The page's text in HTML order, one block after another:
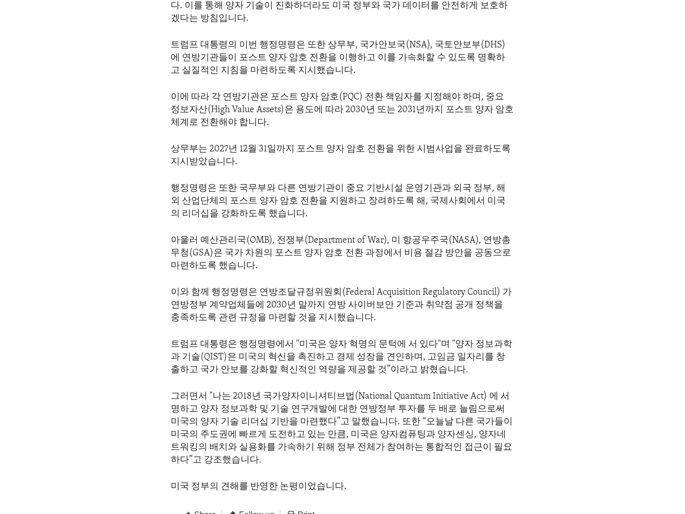
다. 이를 통해 양자 기술이 진화하더라도 미국 정부와 국가 데이터를 안전하게 보호하
겠다는 방침입니다.
트럼프 대통령의 이번 행정명령은 또한 상무부, 국가안보국(NSA), 국토안보부(DHS)
에 연방기관들이 포스트 양자 암호 전환을 이행하고 이를 가속화할 수 있도록 명확하
고 실질적인 지침을 마련하도록 지시했습니다.
이에 따라 각 연방기관은 포스트 양자 암호(PQC) 전환 책임자를 지정해야 하며, 중요
정보자산(High Value Assets)은 용도에 따라 2030년 또는 2031년까지 포스트 양자 암호
체계로 전환해야 합니다.
상무부는 2027년 12월 31일까지 포스트 양자 암호 전환을 위한 시범사업을 완료하도록
지시받았습니다.
행정명령은 또한 국무부와 다른 연방기관이 중요 기반시설 운영기관과 외국 정부, 해
외 산업단체의 포스트 양자 암호 전환을 지원하고 장려하도록 해, 국제사회에서 미국
의 리더십을 강화하도록 했습니다.
아울러 예산관리국(OMB), 전쟁부(Department of War), 미 항공우주국(NASA), 연방총
무청(GSA)은 국가 차원의 포스트 양자 암호 전환 과정에서 비용 절감 방안을 공동으로
마련하도록 했습니다.
이와 함께 행정명령은 연방조달규정위원회(Federal Acquisition Regulatory Council) 가
연방정부 계약업체들에 2030년 말까지 연방 사이버보안 기준과 취약점 공개 정책을
충족하도록 관련 규정을 마련할 것을 지시했습니다.
트럼프 대통령은 행정명령에서 "미국은 양자 혁명의 문턱에 서 있다"며 "양자 정보과학
과 기술(QIST)은 미국의 혁신을 촉진하고 경제 성장을 견인하며, 고임금 일자리를 창
출하고 국가 안보를 강화할 혁신적인 역량을 제공할 것”이라고 밝혔습니다.
그러면서 "나는 2018년 국가양자이니셔티브법(National Quantum Initiative Act) 에 서
명하고 양자 정보과학 및 기술 연구개발에 대한 연방정부 투자를 두 배로 늘림으로써
미국의 양자 기술 리더십 기반을 마련했다”고 말했습니다. 또한 “오늘날 다른 국가들이
미국의 주도권에 빠르게 도전하고 있는 만큼, 미국은 양자컴퓨팅과 양자센싱, 양자네
트워킹의 배치와 실용화를 가속하기 위해 정부 전체가 참여하는 통합적인 접근이 필요
하다”고 강조했습니다.
미국 정부의 견해를 반영한 논평이었습니다.